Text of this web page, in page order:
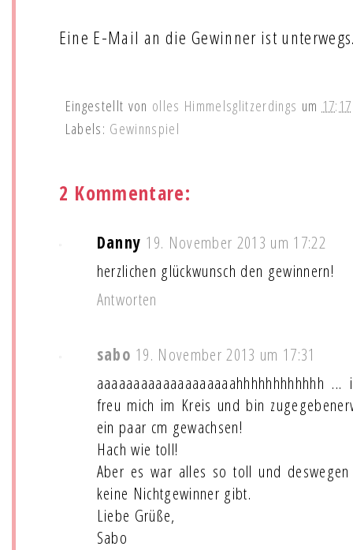
Eine E-Mail an die Gewinner ist
Eingestellt von olles Himmelsglitzerdings um 17:17
Labels: Gewinnspiel
2 Kommentare:
Danny 19. November 2013 um 17:22
herzlichen glückwunsch den gewinnern!
Antworten
sabo 19. November 2013 um 17:31
aaaaaaaaaaaaaaaaaaahhhhhhhhhhhh
freu mich im Kreis und bin
ein paar cm gewachsen!
Hach wie toll!
Aber es war alles so toll und
keine Nichtgewinner gibt.
Liebe Grüße,
Sabo